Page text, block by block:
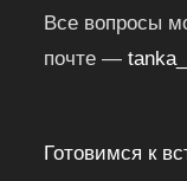
Все вопросы
почте —
Готовимся к